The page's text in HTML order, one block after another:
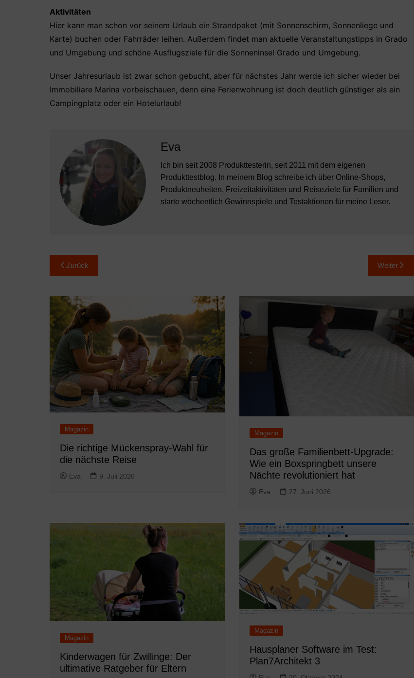
Aktivitäten
Hier kann man schon vor seinem Urlaub ein Strandpaket (mit Sonnenschirm, Sonnenliege und
Karte) buchen oder Fahrräder leihen. Außerdem findet man aktuelle Veranstaltungstipps in Grado
und Umgebung und schöne Ausflugsziele für die Sonneninsel Grado und Umgebung.
Unser Jahresurlaub ist zwar schon gebucht, aber für nächstes Jahr werde ich sicher wieder bei
Immobiliare Marina vorbeischauen, denn eine Ferienwohnung ist doch deutlich günstiger als ein
Campingplatz oder ein Hotelurlaub!
Eva
Ich bin seit 2008 Produkttesterin, seit 2011 mit dem eigenen
Produkttestblog. In meinem Blog schreibe ich über Online-Shops,
Produktneuheiten, Freizeitaktivitäten und Reiseziele für Familien und
starte wöchentlich Gewinnspiele und Testaktionen für meine Leser.
Beitragsnavigation
Zurück Weiter
Magazin
Die richtige Mückenspray-Wahl für
die nächste Reise
Eva 9. Juli 2026
Magazin
Das große Familienbett-Upgrade:
Wie ein Boxspringbett unsere
Nächte revolutioniert hat
Eva 27. Juni 2026
Magazin
Kinderwagen für Zwillinge: Der
ultimative Ratgeber für Eltern
Magazin
Hausplaner Software im Test:
Plan7Architekt 3